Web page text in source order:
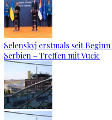
Selenskyj erstmals seit
Serbien – Treffen mit Vucic